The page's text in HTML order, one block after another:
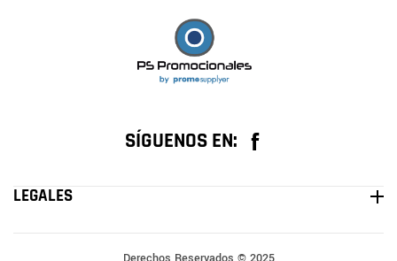
SÍGUENOS EN: Facebook
LEGALES